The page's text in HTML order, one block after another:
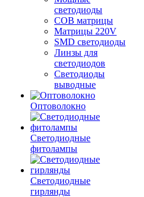
светодиоды
COB матрицы
Матрицы 220V
SMD светодиоды
Линзы для
светодиодов
Светодиоды
выводные
Оптоволокно
Светодиодные
фитолампы
Светодиодные
гирлянды